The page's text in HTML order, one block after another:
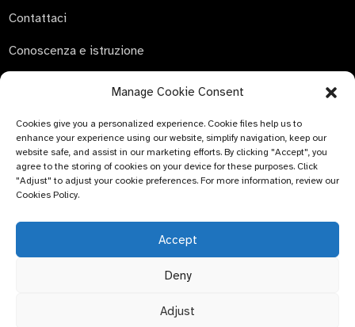
Contattaci
Conoscenza e istruzione
INVIA RICHIESTA
Non c'è niente di meglio che vedere il risultato finale. Scopri
di più su newfun e scarica l'ultimo album di campioni di
prodotto. E chiedi semplicemente maggiori informazioni.
Manage Cookie Consent
Cookies give you a personalized experience. Cookie files help us to
enhance your experience using our website, simplify navigation, keep our
website safe, and assist in our marketing efforts. By clicking "Accept", you
agree to the storing of cookies on your device for these purposes. Click
"Adjust" to adjust your cookie preferences. For more information, review our
Cookies Policy.
Accept
Deny
Adjust